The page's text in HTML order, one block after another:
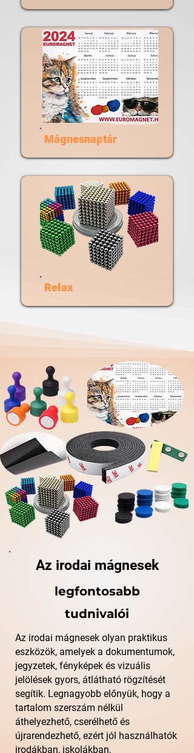
Mágnesnaptár
Relax
Az irodai mágnesek
legfontosabb
tudnivalói
Az irodai mágnesek olyan praktikus
eszközök, amelyek a dokumentumok,
jegyzetek, fényképek és vizuális
jelölések gyors, átlátható rögzítését
segítik. Legnagyobb előnyük, hogy a
tartalom szerszám nélkül
áthelyezhető, cserélhető és
újrarendezhető, ezért jól használhatók
irodákban, iskolákban,